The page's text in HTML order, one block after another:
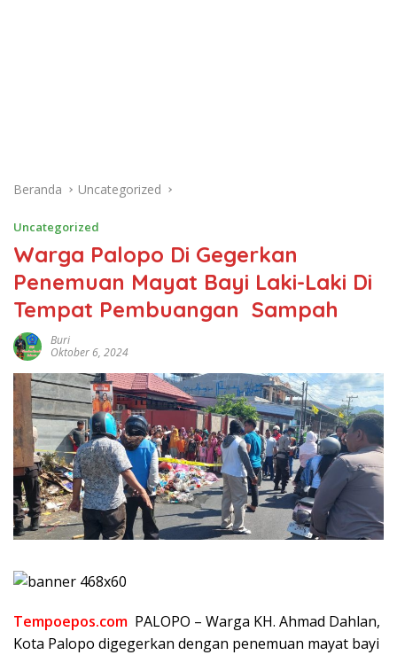
Beranda Uncategorized
Uncategorized
Warga Palopo Di Gegerkan
Penemuan Mayat Bayi Laki-Laki Di
Tempat Pembuangan Sampah
Buri
Oktober 6, 2024
Tempoepos.com PALOPO – Warga KH. Ahmad Dahlan,
Kota Palopo digegerkan dengan penemuan mayat bayi